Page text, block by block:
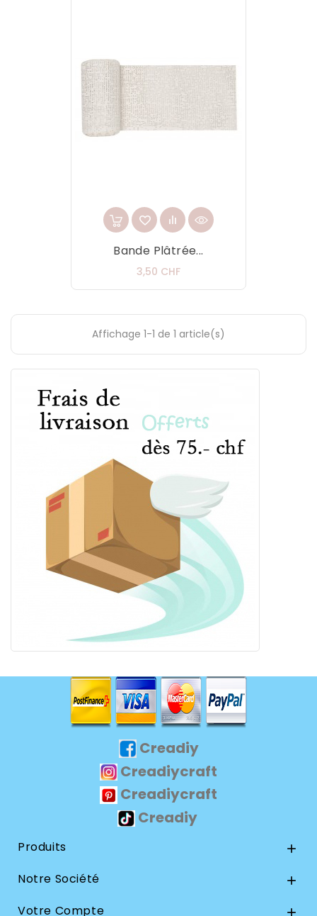
Bande Plâtrée...
3,50 CHFPrix
Affichage 1-1 de 1 article(s)
Creadiy
Creadiycraft
Creadiycraft
Creadiy
Produits 
Notre Société 
Votre Compte 